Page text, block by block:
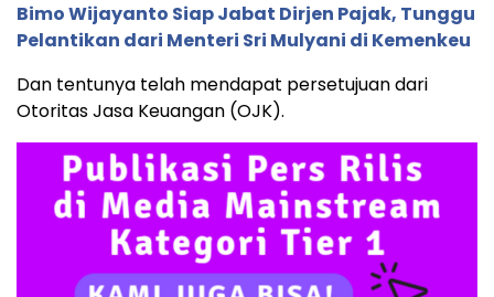
Bimo Wijayanto Siap Jabat Dirjen Pajak, Tunggu
Pelantikan dari Menteri Sri Mulyani di Kemenkeu
Dan tentunya telah mendapat persetujuan dari
Otoritas Jasa Keuangan (OJK).